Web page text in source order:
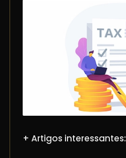
+ Artigos interessantes: